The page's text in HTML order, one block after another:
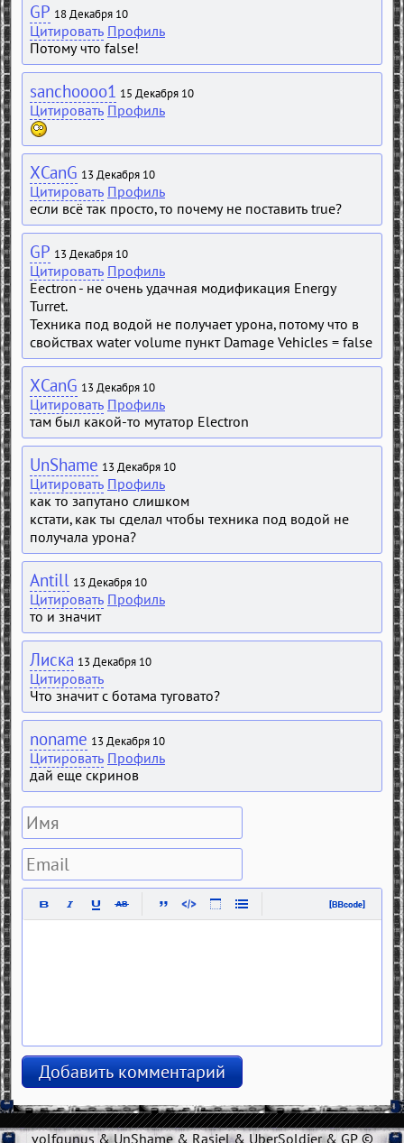
GP 18 Декабря 10
Цитировать Профиль
Потому что false!
sanchoooo1 15 Декабря 10
Цитировать Профиль
XCanG 13 Декабря 10
Цитировать Профиль
если всё так просто, то почему не поставить true?
GP 13 Декабря 10
Цитировать Профиль
Eectron - не очень удачная модификация Energy
Turret.
Техника под водой не получает урона, потому что в
свойствах water volume пункт Damage Vehicles = false
XCanG 13 Декабря 10
Цитировать Профиль
там был какой-то мутатор Electron
UnShame 13 Декабря 10
Цитировать Профиль
как то запутано слишком
кстати, как ты сделал чтобы техника под водой не
получала урона?
Antill 13 Декабря 10
Цитировать Профиль
то и значит
Лиска 13 Декабря 10
Цитировать
Что значит с ботама туговато?
noname 13 Декабря 10
Цитировать Профиль
дай еще скринов
volfgunus & UnShame & Rasiel & UberSoldier & GP ©